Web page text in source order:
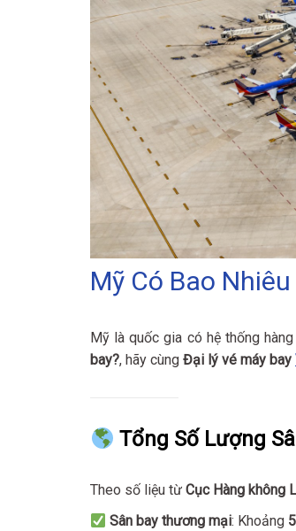
Mỹ Có Bao
Mỹ là quốc gia có hệ thống
bay?, hãy cùng Đại lý vé máy bay
Tổng Số Lượng
Theo số liệu từ Cục Hàng không
Sân bay thương mại: Khoảng